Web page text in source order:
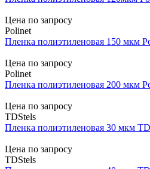
Цена по запросу
Polinet
Пленка полиэтиленовая 150 мкм
Цена по запросу
Polinet
Пленка полиэтиленовая 200 мкм
Цена по запросу
TDStels
Пленка полиэтиленовая 30 мкм
Цена по запросу
TDStels